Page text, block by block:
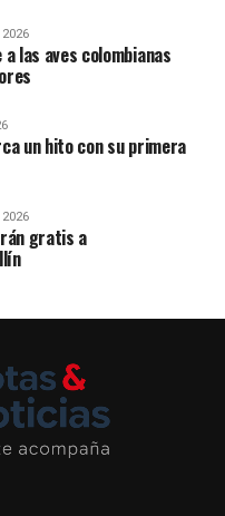
las aves colombianas
un hito con su primera
gratis a